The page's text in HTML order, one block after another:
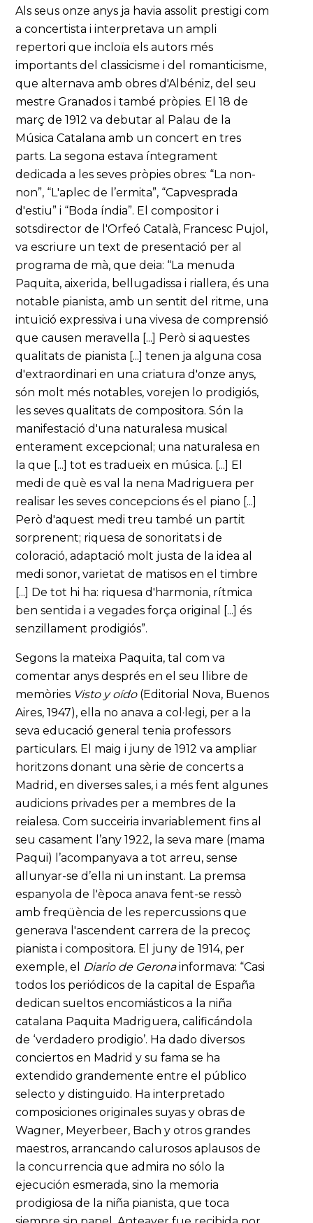
Als seus onze anys ja havia assolit prestigi com
a concertista i interpretava un ampli
repertori que incloïa els autors més
importants del classicisme i del romanticisme,
que alternava amb obres d'Albéniz, del seu
mestre Granados i també pròpies. El 18 de
març de 1912 va debutar al Palau de la
Música Catalana amb un concert en tres
parts. La segona estava íntegrament
dedicada a les seves pròpies obres: “La non-
non”, “L'aplec de l’ermita”, “Capvesprada
d'estiu” i “Boda índia”. El compositor i
sotsdirector de l'Orfeó Català, Francesc Pujol,
va escriure un text de presentació per al
programa de mà, que deia: “La menuda
Paquita, aixerida, bellugadissa i riallera, és una
notable pianista, amb un sentit del ritme, una
intuïció expressiva i una vivesa de comprensió
que causen meravella [...] Però si aquestes
qualitats de pianista [...] tenen ja alguna cosa
d'extraordinari en una criatura d'onze anys,
són molt més notables, vorejen lo prodigiós,
les seves qualitats de compositora. Són la
manifestació d'una naturalesa musical
enterament excepcional; una naturalesa en
la que [...] tot es tradueix en música. [...] El
medi de què es val la nena Madriguera per
realisar les seves concepcions és el piano [...]
Però d'aquest medi treu també un partit
sorprenent; riquesa de sonoritats i de
coloració, adaptació molt justa de la idea al
medi sonor, varietat de matisos en el timbre
[...] De tot hi ha: riquesa d'harmonia, rítmica
ben sentida i a vegades força original [...] és
senzillament prodigiós”.
Segons la mateixa Paquita, tal com va
comentar anys després en el seu llibre de
memòries Visto y oído(Editorial Nova, Buenos
Aires, 1947), ella no anava a col·legi, per a la
seva educació general tenia professors
particulars. El maig i juny de 1912 va ampliar
horitzons donant una sèrie de concerts a
Madrid, en diverses sales, i a més fent algunes
audicions privades per a membres de la
reialesa. Com succeiria invariablement fins al
seu casament l’any 1922, la seva mare (mama
Paqui) l’acompanyava a tot arreu, sense
allunyar-se d’ella ni un instant. La premsa
espanyola de l'època anava fent-se ressò
amb freqüència de les repercussions que
generava l'ascendent carrera de la precoç
pianista i compositora. El juny de 1914, per
exemple, el Diario de Geronainformava: “Casi
todos los periódicos de la capital de España
dedican sueltos encomiásticos a la niña
catalana Paquita Madriguera, calificándola
de ‘verdadero prodigio’. Ha dado diversos
conciertos en Madrid y su fama se ha
extendido grandemente entre el público
selecto y distinguido. Ha interpretado
composiciones originales suyas y obras de
Wagner, Meyerbeer, Bach y otros grandes
maestros, arrancando calurosos aplausos de
la concurrencia que admira no sólo la
ejecución esmerada, sino la memoria
prodigiosa de la niña pianista, que toca